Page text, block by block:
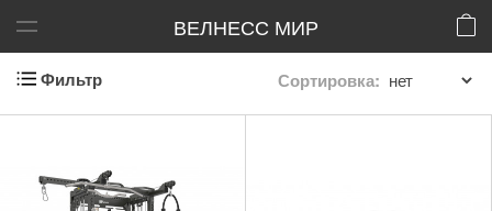
ВЕЛНЕСС МИР
Фильтр Сортировка: